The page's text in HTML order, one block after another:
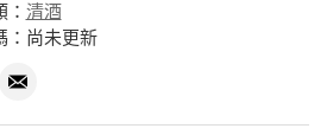
清酒
：尚未更新